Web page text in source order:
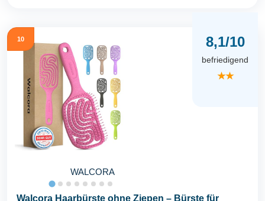
10
WALCORA
8,1/10
befriedigend
★★
Walcora Haarbürste ohne Ziepen – Bürste für